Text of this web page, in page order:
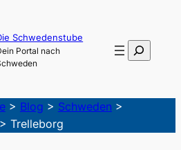
Schwedenstube
Portal nach
Suchen
> Blog > Schweden >
Trelleborg